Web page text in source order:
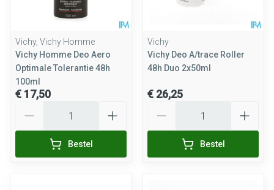
Vichy, Vichy Homme
Vichy Homme Deo Aero
Optimale Tolerantie 48h
100ml
€ 17,50
Bestel
Vichy
Vichy Deo A/trace Roller
48h Duo 2x50ml
€ 26,25
Bestel